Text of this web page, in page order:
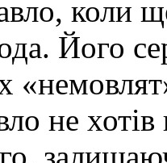
коли
Його
не хотів